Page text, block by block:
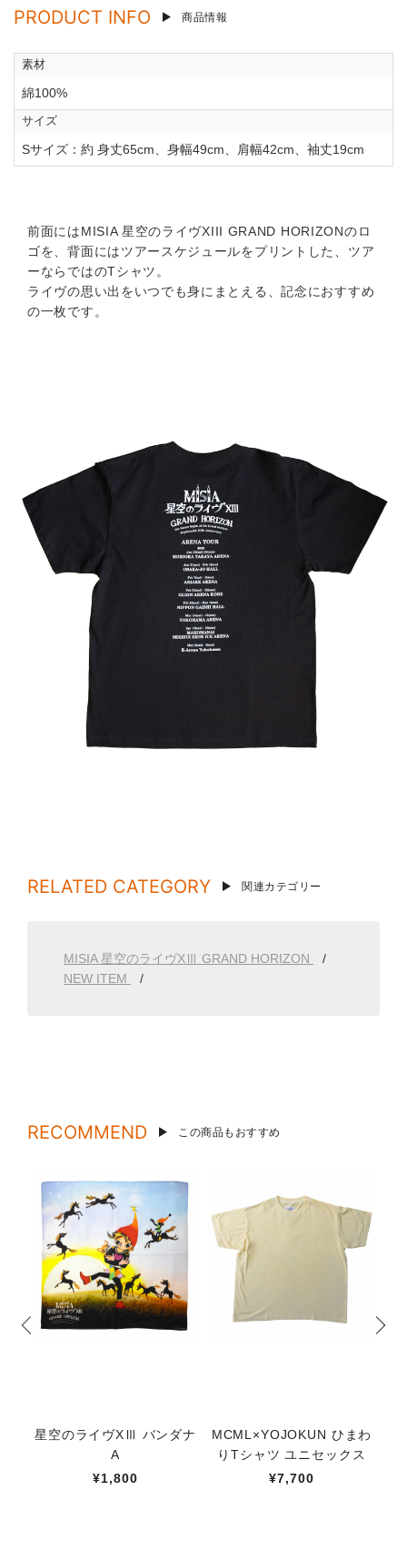
PRODUCT INFO 商品情報
素材
綿100%
サイズ
Sサイズ：約 身丈65cm、身幅49cm、肩幅42cm、袖丈19cm
前面にはMISIA 星空のライヴXIII GRAND HORIZONのロ
ゴを、背面にはツアースケジュールをプリントした、ツア
ーならではのTシャツ。
ライヴの思い出をいつでも身にまとえる、記念におすすめ
の一枚です。
RELATED CATEGORY 関連カテゴリー
MISIA 星空のライヴXⅢ GRAND HORIZON
NEW ITEM
RECOMMEND この商品もおすすめ
星空のライヴXⅢ バンダナ
A
¥1,800
MCML×YOJOKUN ひまわ
りTシャツ ユニセックス
¥7,700